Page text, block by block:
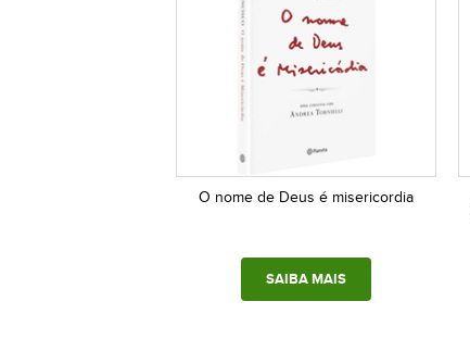
O nome de Deus é misericordia
SAIBA MAIS